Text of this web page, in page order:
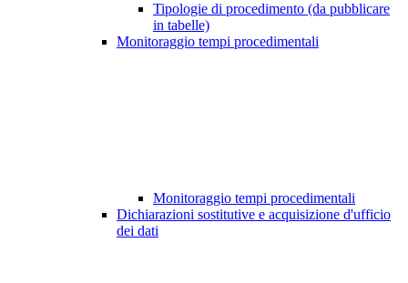
Tipologie di procedimento (da pubblicare
in tabelle)
Monitoraggio tempi procedimentali
Monitoraggio tempi procedimentali
Dichiarazioni sostitutive e acquisizione d'ufficio
dei dati